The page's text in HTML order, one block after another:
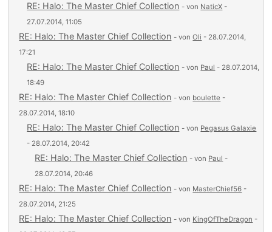
RE: Halo: The Master Chief Collection - von NaticX -
27.07.2014, 11:05
RE: Halo: The Master Chief Collection - vonOli - 28.07.2014,
17:21
RE: Halo: The Master Chief Collection - von Paul - 28.07.2014,
18:49
RE: Halo: The Master Chief Collection - von boulette -
28.07.2014, 18:10
RE: Halo: The Master Chief Collection - von Pegasus Galaxie
- 28.07.2014, 20:42
RE: Halo: The Master Chief Collection - von Paul -
28.07.2014, 20:46
RE: Halo: The Master Chief Collection - von MasterChief56 -
28.07.2014, 21:25
RE: Halo: The Master Chief Collection - von KingOfTheDragon -